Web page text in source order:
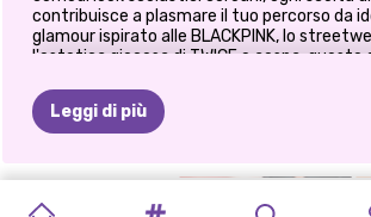
contribuisce a plasmare il tuo percorso da
glamour ispirato alle BLACKPINK, lo
l'estetica giocosa di TWICE e aespa, questo
🌟 Diventa l'icona definitiva
La tua carriera da idol inizia alla scuola di
Leggi di più
LIBRO
CONCERTO
CONCERTO PRINCIPESSE